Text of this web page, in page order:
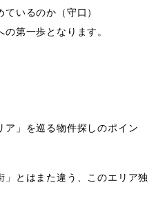
ているのか（守口）
第一歩となります。
ア」を巡る物件探しのポイン
とはまた違う、このエリア独